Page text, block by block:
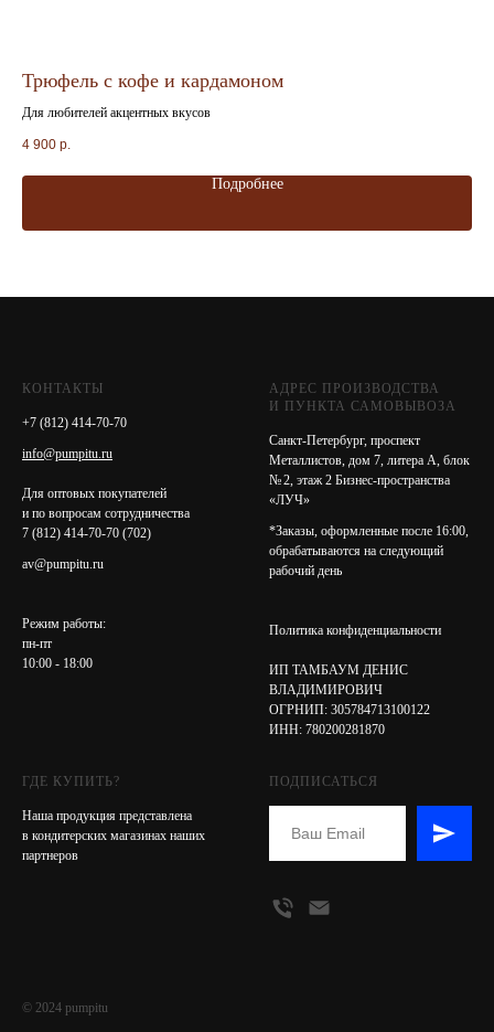
Трюфель с кофе и кардамоном
Для любителей акцентных вкусов
4 900 р.
Подробнее
КОНТАКТЫ
+7 (812) 414-70-70
info@pumpitu.ru
Для оптовых покупателей
и по вопросам сотрудничества
7 (812) 414-70-70 (702)
av@pumpitu.ru
Режим работы:
пн-пт
10:00 - 18:00
АДРЕС ПРОИЗВОДСТВА
И ПУНКТА САМОВЫВОЗА
Санкт-Петербург, проспект
Металлистов, дом 7, литера А, блок
№ 2, этаж 2 Бизнес-пространства
«ЛУЧ»
*Заказы, оформленные после 16:00,
обрабатываются на следующий
рабочий день
Политика конфиденциальности
ИП ТАМБАУМ ДЕНИС
ВЛАДИМИРОВИЧ
ОГРНИП: 305784713100122
ИНН: 780200281870
ГДЕ КУПИТЬ?
Наша продукция представлена
в кондитерских магазинах наших
партнеров
ПОДПИСАТЬСЯ
© 2024 pumpitu